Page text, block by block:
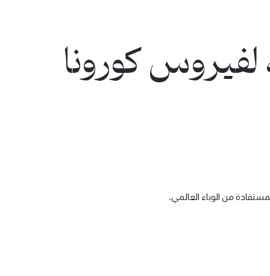
كورونا
من الوباء العالمي.